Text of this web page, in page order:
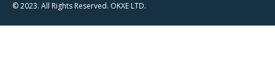
© 2023. All Rights Reserved. OKXE LTD.